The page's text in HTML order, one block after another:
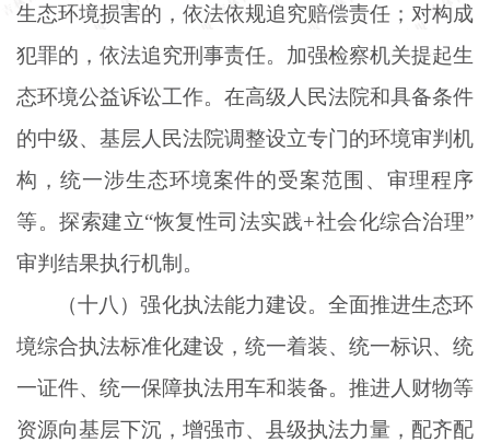
生态环境损害的，依法依规追究赔偿责任；对构成
犯罪的，依法追究刑事责任。加强检察机关提起生
态环境公益诉讼工作。在高级人民法院和具备条件
的中级、基层人民法院调整设立专门的环境审判机
构，统一涉生态环境案件的受案范围、审理程序
等。探索建立“恢复性司法实践+社会化综合治理”
审判结果执行机制。
（十八）强化执法能力建设。全面推进生态环
境综合执法标准化建设，统一着装、统一标识、统
一证件、统一保障执法用车和装备。推进人财物等
资源向基层下沉，增强市、县级执法力量，配齐配